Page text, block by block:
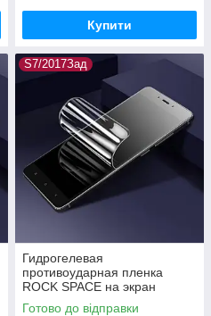
Купити
S7/2017Зад
Гидрогелевая
противоударная пленка
ROCK SPACE на экран
Samsung S7 2017 Задняя
Готово до відправки